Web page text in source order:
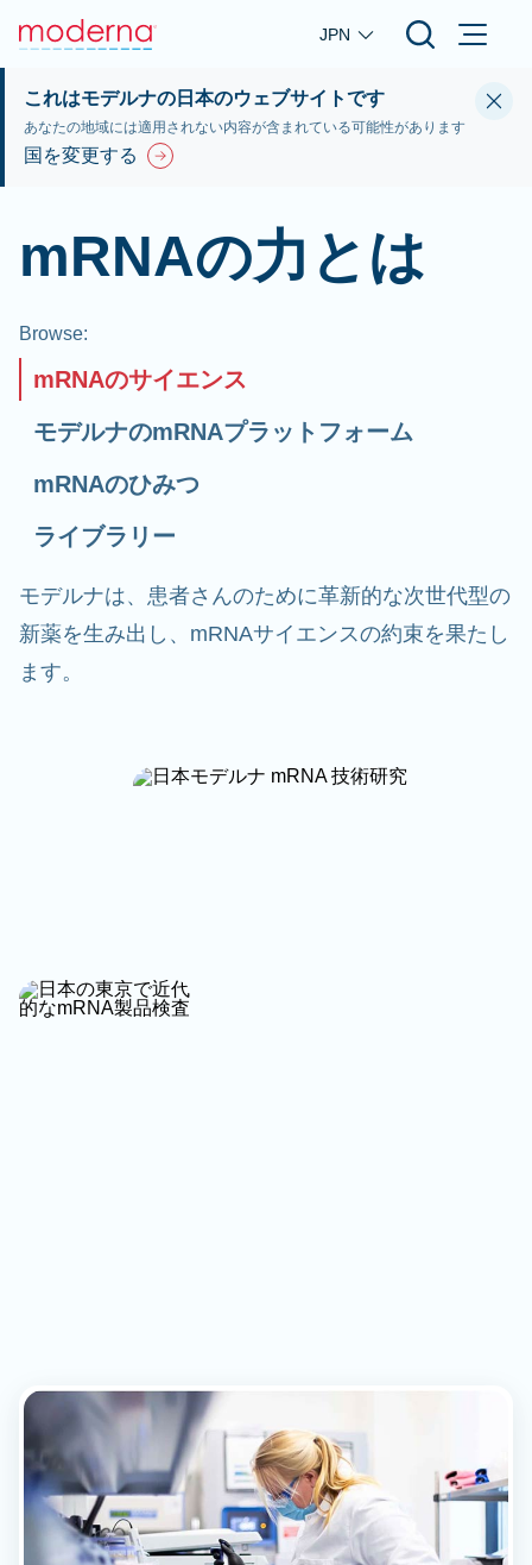
Skip to main content
JPN
これはモデルナの日本のウェブサイトです
あなたの地域には適用されない内容が含まれている可能性があります
国を変更する
mRNAの力とは
Browse:
mRNAのサイエンス
モデルナのmRNAプラットフォーム
mRNAのひみつ
ライブラリー
モデルナは、患者さんのために革新的な次世代型の
新薬を生み出し、mRNAサイエンスの約束を果たし
ます。